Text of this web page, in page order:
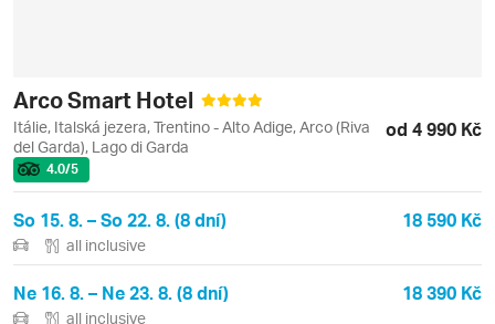
Arco Smart Hotel
Itálie, Italská jezera, Trentino - Alto Adige, Arco (Riva
del Garda), Lago di Garda
od 4 990 Kč
4.0/5
So 15. 8. – So 22. 8. (8 dní) 18 590 Kč
all inclusive
Ne 16. 8. – Ne 23. 8. (8 dní) 18 390 Kč
all inclusive